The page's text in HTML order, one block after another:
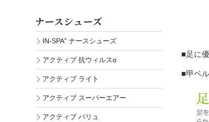
■足に
■甲ベ
ナースシューズ
IN-SPA" ナースシューズ
アクティブ 抗ウィルスα
アクティブ ライト
アクティブ スーパーエアー
アクティブ バリュ